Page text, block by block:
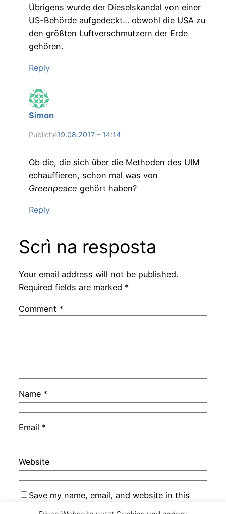
Übrigens wurde der Dieselskandal von einer
US-Behörde aufgedeckt… obwohl die USA zu
den größten Luftverschmutzern der Erde
gehören.
Reply
Simon
Publiché19.08.2017 – 14:14
Ob die, die sich über die Methoden des UIM
echauffieren, schon mal was von
Greenpeace gehört haben?
Reply
Scrì na resposta
Your email address will not be published.
Required fields are marked *
Comment *
Name *
Email *
Website
Save my name, email, and website in this